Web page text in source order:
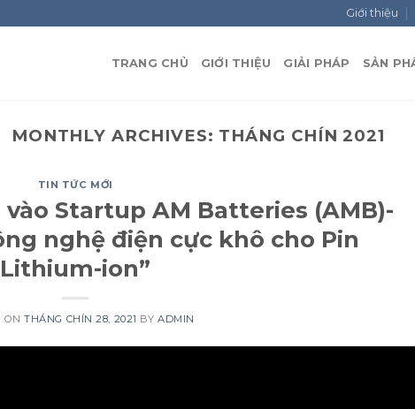
Giới thiệu
TRANG CHỦ GIỚI THIỆU GIẢI PHÁP SẢN
MONTHLY ARCHIVES: THÁNG CHÍN 2021
TIN TỨC MỚI
Startup AM Batteries (AMB)-
nghệ điện cực khô cho Pin
Lithium-ion”
ONTHÁNG CHÍN 28, 2021 BYADMIN